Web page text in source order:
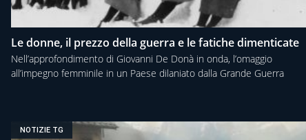
Le donne, il prezzo della guerra e le fatiche dimenticate
Nell’approfondimento di Giovanni De Donà in onda, l’omaggio
all’impegno femminile in un Paese dilaniato dalla Grande Guerra
NOTIZIE TG